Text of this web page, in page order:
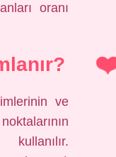
oranı
ve